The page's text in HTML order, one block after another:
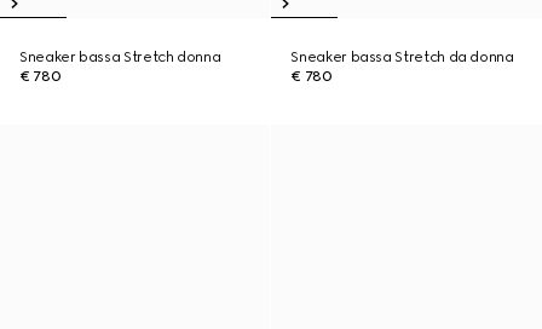
Sneaker bassa Stretch donna
€ 780
Sneaker bassa Stretch da donna
€ 780